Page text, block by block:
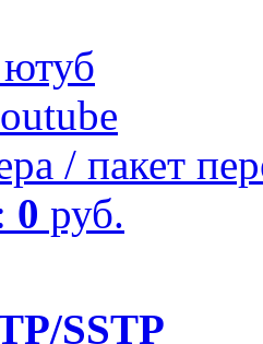
/ пакет
0 руб.
SSTP